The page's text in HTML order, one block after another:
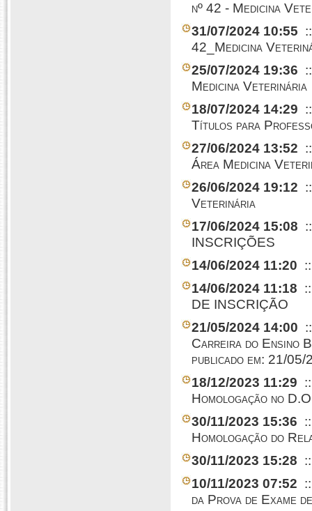
nº 42 - Medicina
31/07/2024 10:55
42_Medicina
25/07/2024 19:36
Medicina Veterinária
18/07/2024 14:29
Títulos para
27/06/2024 13:52
Área Medicina
26/06/2024 19:12
Veterinária
17/06/2024 15:08
INSCRIÇÕES
14/06/2024 11:20
14/06/2024 11:18
DE INSCRIÇÃO
21/05/2024 14:00
Carreira do Ensino
publicado em: 21/
18/12/2023 11:29
Homologação no
30/11/2023 15:36
Homologação do
30/11/2023 15:28
10/11/2023 07:52
da Prova de Exame